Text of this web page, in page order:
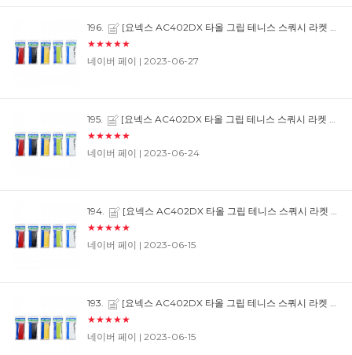
196. [요넥스 AC402DX 타올 그립 테니스 스쿼시 라켓 손잡이 테이프] 너무졸아요~~~~~
★★★★★
네이버 페이 | 2023-06-27
195. [요넥스 AC402DX 타올 그립 테니스 스쿼시 라켓 손잡이 테이프] 요넥스그립은 항상 만족합니다
★★★★★
네이버 페이 | 2023-06-24
194. [요넥스 AC402DX 타올 그립 테니스 스쿼시 라켓 손잡이 테이프] 매번쓰던거라 계속 구매하고 있습니다.
★★★★★
네이버 페이 | 2023-06-15
193. [요넥스 AC402DX 타올 그립 테니스 스쿼시 라켓 손잡이 테이프] 매번쓰던거라 계속 구매하고 있습니다.
★★★★★
네이버 페이 | 2023-06-15